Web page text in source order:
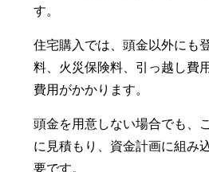
す。
住宅購入では、頭金以外にも
料、火災保険料、引っ越し費
費用がかかります。
頭金を用意しない場合でも、
に見積もり、資金計画に組み
要です。